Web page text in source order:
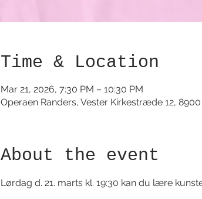
Time & Location
Mar 21, 2026, 7:30 PM – 10:30 PM
Operaen Randers, Vester Kirkestræde 12,
About the event
Lørdag d. 21. marts kl. 19:30 kan du lære